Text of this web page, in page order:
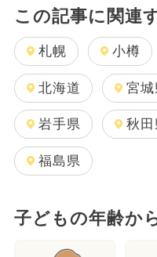
この記事に関連
札幌 小樽
北海道 宮城
岩手県 秋田
福島県
子どもの年齢か